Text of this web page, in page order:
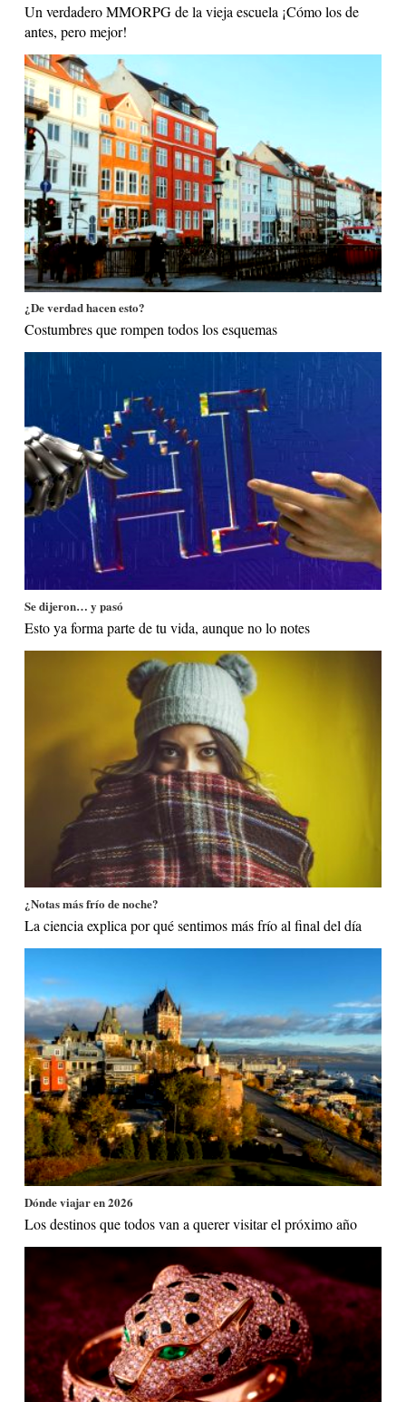
Un verdadero MMORPG de la vieja escuela ¡Cómo los de
antes, pero mejor!
¿De verdad hacen esto?
Costumbres que rompen todos los esquemas
Se dijeron… y pasó
Esto ya forma parte de tu vida, aunque no lo notes
¿Notas más frío de noche?
La ciencia explica por qué sentimos más frío al final del día
Dónde viajar en 2026
Los destinos que todos van a querer visitar el próximo año